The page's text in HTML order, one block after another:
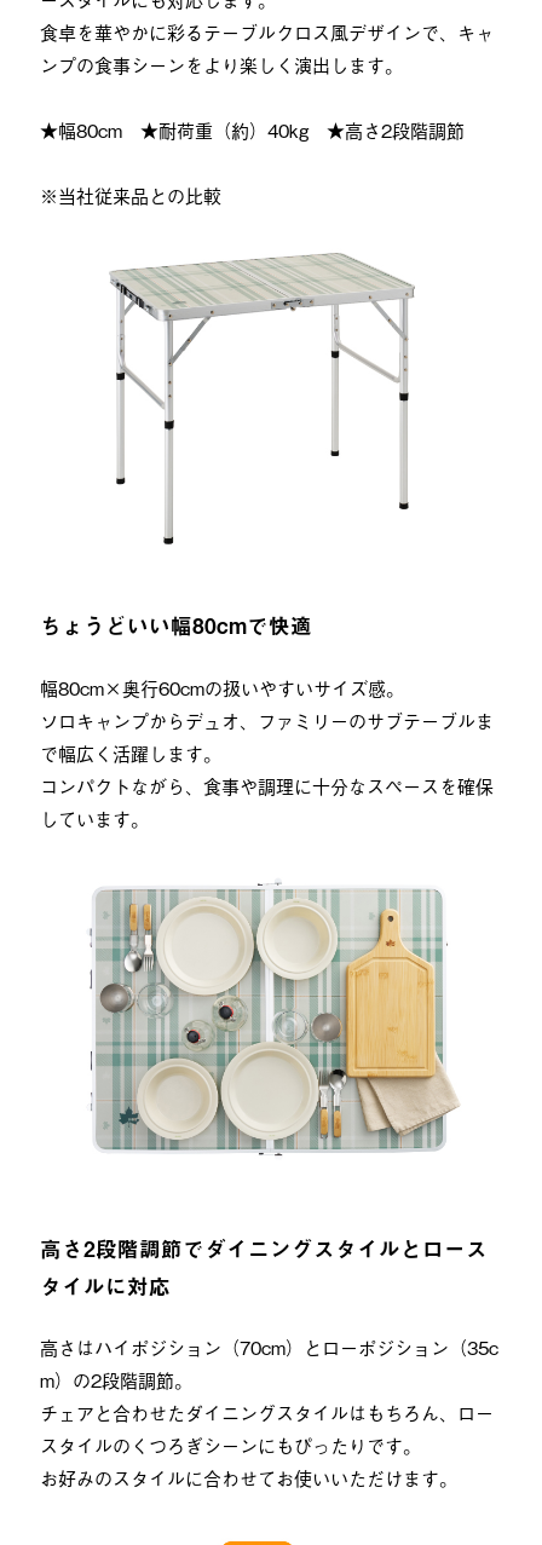
食卓を華やかに彩るテーブルクロス風デザインで、キャ
ンプの食事シーンをより楽しく演出します。
★幅80cm ★耐荷重（約）40kg ★高さ2段階調節
※当社従来品との比較
ちょうどいい幅80cmで快適
幅80cm×奥行60cmの扱いやすいサイズ感。
ソロキャンプからデュオ、ファミリーのサブテーブルま
で幅広く活躍します。
コンパクトながら、食事や調理に十分なスペースを確保
しています。
高さ2段階調節でダイニングスタイルとロース
タイルに対応
高さはハイポジション（70cm）とローポジション（35c
m）の2段階調節。
チェアと合わせたダイニングスタイルはもちろん、ロー
スタイルのくつろぎシーンにもぴったりです。
お好みのスタイルに合わせてお使いいただけます。